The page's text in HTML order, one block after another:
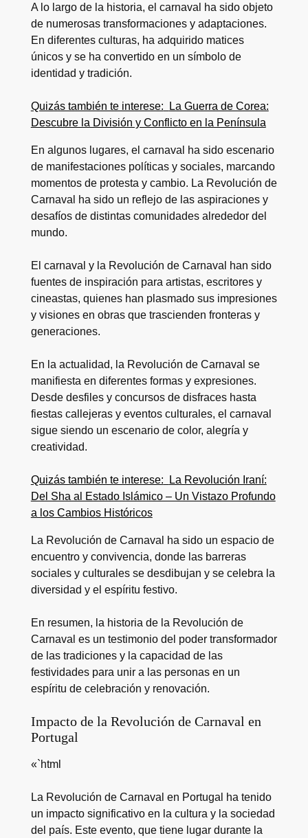
A lo largo de la historia, el carnaval ha sido objeto
de numerosas transformaciones y adaptaciones.
En diferentes culturas, ha adquirido matices
únicos y se ha convertido en un símbolo de
identidad y tradición.
Quizás también te interese:
La Guerra de Corea:
Descubre la División y Conflicto en la Península
En algunos lugares, el carnaval ha sido escenario
de manifestaciones políticas y sociales, marcando
momentos de protesta y cambio. La Revolución de
Carnaval ha sido un reflejo de las aspiraciones y
desafíos de distintas comunidades alrededor del
mundo.
El carnaval y la Revolución de Carnaval han sido
fuentes de inspiración para artistas, escritores y
cineastas, quienes han plasmado sus impresiones
y visiones en obras que trascienden fronteras y
generaciones.
En la actualidad, la Revolución de Carnaval se
manifiesta en diferentes formas y expresiones.
Desde desfiles y concursos de disfraces hasta
fiestas callejeras y eventos culturales, el carnaval
sigue siendo un escenario de color, alegría y
creatividad.
Quizás también te interese:
La Revolución Iraní:
Del Sha al Estado Islámico – Un Vistazo Profundo
a los Cambios Históricos
La Revolución de Carnaval ha sido un espacio de
encuentro y convivencia, donde las barreras
sociales y culturales se desdibujan y se celebra la
diversidad y el espíritu festivo.
En resumen, la historia de la Revolución de
Carnaval es un testimonio del poder transformador
de las tradiciones y la capacidad de las
festividades para unir a las personas en un
espíritu de celebración y renovación.
Impacto de la Revolución de Carnaval en
Portugal
«`html
La Revolución de Carnaval en Portugal ha tenido
un impacto significativo en la cultura y la sociedad
del país. Este evento, que tiene lugar durante la